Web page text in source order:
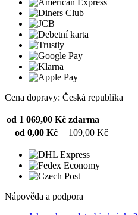
Cena dopravy: Česká republika
od 1 069,00 Kč zdarma
od 0,00 Kč
109,00 Kč
Nápověda a podpora